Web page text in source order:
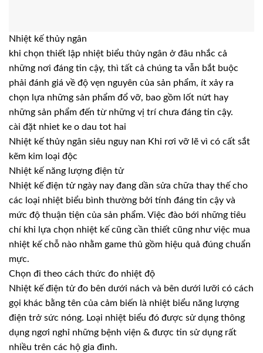
Nhiệt kế thủy ngân
khi chọn thiết lập nhiệt biểu thủy ngân ở đâu nhắc cả
những nơi đáng tin cậy, thì tất cả chúng ta vẫn bắt buộc
phải đánh giá về độ vẹn nguyên của sản phẩm, ít xảy ra
chọn lựa những sản phẩm đổ vỡ, bao gồm lốt nứt hay
những sản phẩm đến từ những vị trí chưa đáng tin cậy.
cài đặt nhiet ke o dau tot hai
Nhiệt kế thủy ngân siêu nguy nan Khi rơi vỡ lẽ vì có cất sắt
kẽm kim loại độc
Nhiệt kế năng lượng điện tử
Nhiệt kế điện tử ngày nay đang dần sửa chữa thay thế cho
các loại nhiệt biểu bình thường bởi tính đáng tin cậy và
mức độ thuận tiện của sản phẩm. Việc đào bới những tiêu
chí khi lựa chọn nhiệt kế cũng cần thiết cũng như việc mua
nhiệt kế chỗ nào nhằm game thủ gồm hiệu quả đúng chuẩn
mực.
Chọn đi theo cách thức đo nhiệt độ
Nhiệt kế điện tử đo bên dưới nách và bên dưới lưỡi có cách
gọi khác bằng tên của cảm biến là nhiệt biểu năng lượng
điện trở sức nóng. Loại nhiệt biểu đó được sử dụng thông
dụng ngơi nghỉ những bệnh viện & được tin sử dụng rất
nhiều trên các hộ gia đình.